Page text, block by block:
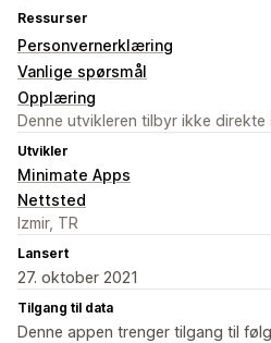
Ressurser
Personvernerklæring
Vanlige spørsmål
Opplæring
Denne utvikleren tilbyr ikke
Utvikler
Minimate Apps
Nettsted
Izmir, TR
Lansert
27. oktober 2021
Tilgang til data
Denne appen trenger tilgang til